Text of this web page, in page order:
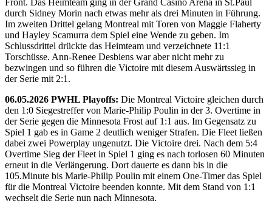
durch Sidney Morin nach etwas mehr als drei Minuten in Führung.
Im zweiten Drittel gelang Montreal mit Toren von Maggie Flaherty
und Hayley Scamurra dem Spiel eine Wende zu geben. Im
Schlussdrittel drückte das Heimteam und verzeichnete 11:1
Torschüsse. Ann-Renee Desbiens war aber nicht mehr zu
bezwingen und so führen die Victoire mit diesem Auswärtssieg in
der Serie mit 2:1.
06.05.2026 PWHL Playoffs: Die Montreal Victoire gleichen durch
den 1:0 Siegestreffer von Marie-Philip Poulin in der 3. Overtime in
der Serie gegen die Minnesota Frost auf 1:1 aus. Im Gegensatz zu
Spiel 1 gab es in Game 2 deutlich weniger Strafen. Die Fleet ließen
dabei zwei Powerplay ungenutzt. Die Victoire drei. Nach dem 5:4
Overtime Sieg der Fleet in Spiel 1 ging es nach torlosen 60 Minuten
erneut in die Verlängerung. Dort dauerte es dann bis in die
105.Minute bis Marie-Philip Poulin mit einem One-Timer das Spiel
für die Montreal Victoire beenden konnte. Mit dem Stand von 1:1
wechselt die Serie nun nach Minnesota.